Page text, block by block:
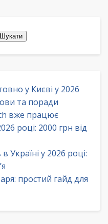
у Києві у 2026
та поради
вже працює
році: 2000 грн від
Україні у 2026 році:
простий гайд для